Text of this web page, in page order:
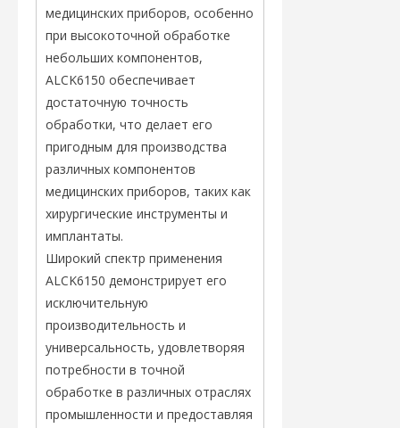
медицинских приборов, особенно
при высокоточной обработке
небольших компонентов,
ALCK6150 обеспечивает
достаточную точность
обработки, что делает его
пригодным для производства
различных компонентов
медицинских приборов, таких как
хирургические инструменты и
имплантаты.
Широкий спектр применения
ALCK6150 демонстрирует его
исключительную
производительность и
универсальность, удовлетворяя
потребности в точной
обработке в различных отраслях
промышленности и предоставляя